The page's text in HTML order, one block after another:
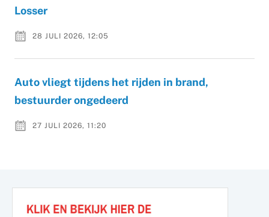
Losser
28 JULI 2026, 12:05
Auto vliegt tijdens het rijden in brand,
bestuurder ongedeerd
27 JULI 2026, 11:20